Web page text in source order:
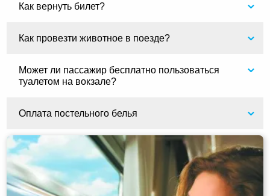
Как вернуть билет?
Как провезти животное в поезде?
Может ли пассажир бесплатно пользоваться
туалетом на вокзале?
Оплата постельного белья